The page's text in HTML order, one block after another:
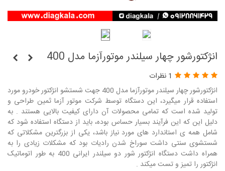
انژکتورشور چهار سیلندر موتورآزما مدل 400
1 نظرات
انژکتورشور چهار سیلندر موتورآزما مدل 400 جهت شستشو انژکتور خودرو مورد
استفاده قرار میگیرد، این دستگاه توسط شرکت موتور آزما ثمین طراحی و
تولید شده است که تمامی محصولات آن دارای کیفیت بالایی هستند . به
دلیل این که این فرآیند بسیار حساس بوده، باید از دستگاه استفاده شود که
شامل همه ی استاندارد های مورد نیاز باشد، یکی از بزرگترین مشکلاتی که
شستشوی سنتی داشت سوراخ شدن رادیات بود که مشکلات زیادی را به
همراه داشت دستگاه انژکتور شور دو سیلندر ایرانی 400 به طور اتوماتیک
انژکتور را تمیز و تست میکند .